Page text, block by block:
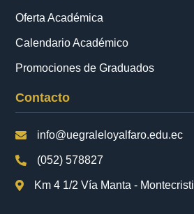
Oferta Académica
Calendario Académico
Promociones de Graduados
Contacto
info@uegraleloyalfaro.edu.ec
(052) 578827
Km 4 1/2 Vía Manta - Montecristi